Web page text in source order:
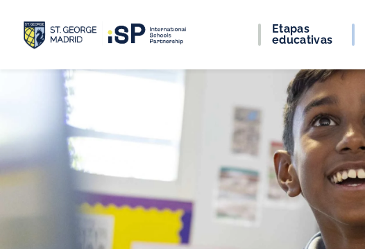
Etapas
educativas